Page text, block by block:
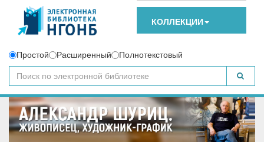
КОЛЛЕКЦИИ
Простой Расширенный Полнотекстовый